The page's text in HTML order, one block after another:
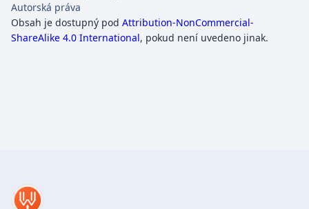
Autorská práva
Obsah je dostupný pod Attribution-NonCommercial-
ShareAlike 4.0 International, pokud není uvedeno jinak.